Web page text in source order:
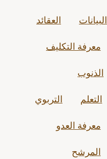
البيانات العقائد
معرفة التكليف
الذنوب
التعلم التربوي
معرفة العدو
المرشح